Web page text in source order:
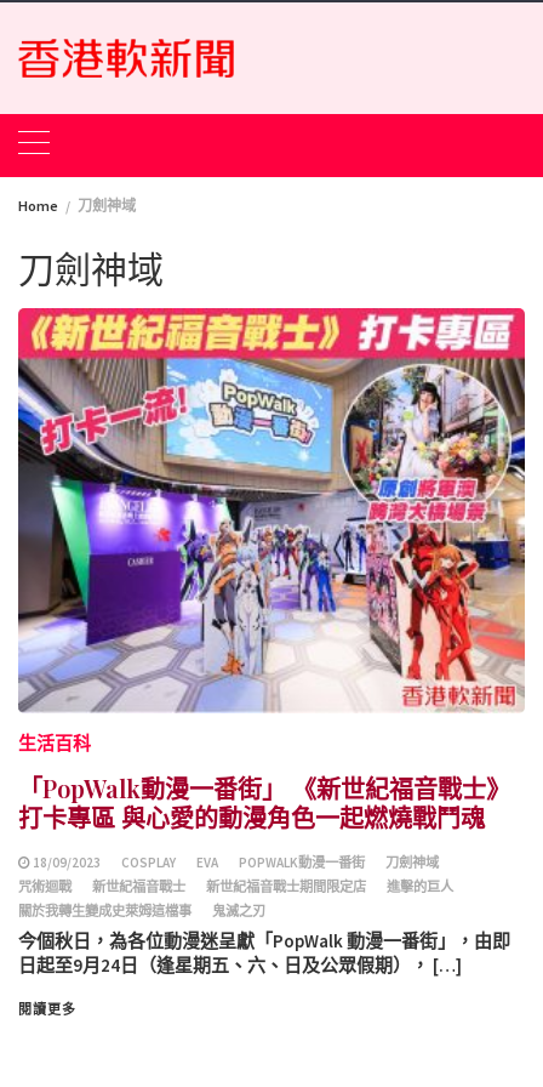
Skip
content
Home 刀劍神域
刀劍神域
生活百科
「PopWalk動漫一番街」 《新世紀福音戰士》
打卡專區 與心愛的動漫角色一起燃燒戰鬥魂
18/09/2023 COSPLAY EVA POPWALK動漫一番街
刀劍神域
咒術迴戰
新世紀福音戰士 新世紀福音戰士期間限定店
進擊的巨人
關於我轉生變成史萊姆這檔事
鬼滅之刃
今個秋日，為各位動漫迷呈獻「PopWalk 動漫一番街」，由即
日起至9月24日（逢星期五、六、日及公眾假期）， […]
閱讀更多